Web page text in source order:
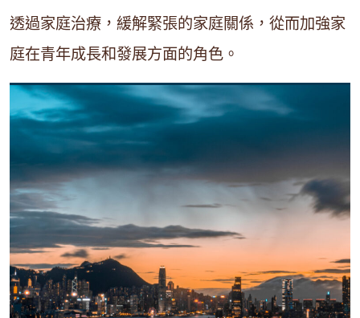
透過家庭治療，緩解緊張的家庭關係，從而加強家
庭在青年成長和發展方面的角色。